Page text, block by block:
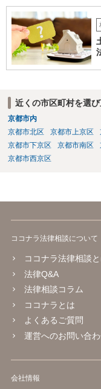
近くの市区町村を選
京都市内
京都市北区
京都市上京区
京都市下京区
京都市南区
京都市西京区
ココナラ法律相談について
ココナラ法律相談
法律Q&A
法律相談コラム
ココナラとは
よくあるご質問
運営へのお問い合
会社情報